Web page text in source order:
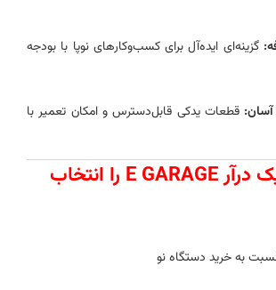
گزینه‌ای ایده‌آل برای کسب‌وکارهای نوپا با بودجه
قطعات یدکی قابل‌دسترس و امکان تعمیر با
🎯 چرا لاستیک‌ درآر E GARAGE را انتخاب
به خرید دستگاه نو